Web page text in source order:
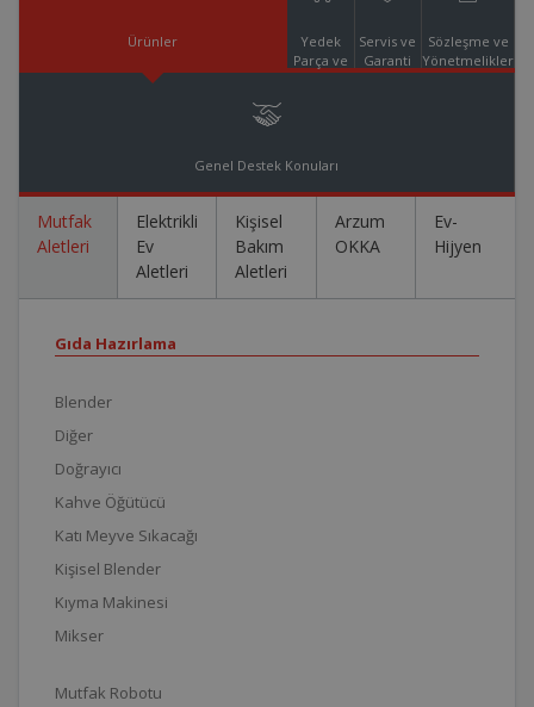
Ürünler
Yedek
Parça ve
Servis ve
Garanti
Sözleşme ve
Yönetmelikler
Genel Destek Konuları
Mutfak
Aletleri
Elektrikli
Ev
Aletleri
Kişisel
Bakım
Aletleri
Arzum
OKKA
Ev-
Hijyen
Gıda Hazırlama
Blender
Diğer
Doğrayıcı
Kahve Öğütücü
Katı Meyve Sıkacağı
Kişisel Blender
Kıyma Makinesi
Mikser
Mutfak Robotu